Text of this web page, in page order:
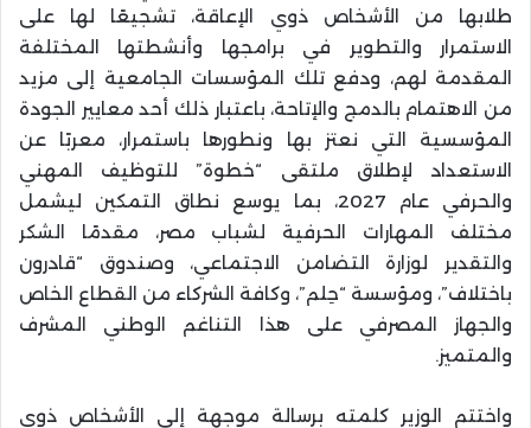
طلابها من الأشخاص ذوي الإعاقة، تشجيعًا لها على
الاستمرار والتطوير في برامجها وأنشطتها المختلفة
المقدمة لهم، ودفع تلك المؤسسات الجامعية إلى مزيد
من الاهتمام بالدمج والإتاحة، باعتبار ذلك أحد معايير الجودة
المؤسسية التي نعتز بها ونطورها باستمرار، معربًا عن
الاستعداد لإطلاق ملتقى “خطوة” للتوظيف المهني
والحرفي عام 2027، بما يوسع نطاق التمكين ليشمل
مختلف المهارات الحرفية لشباب مصر، مقدمًا الشكر
والتقدير لوزارة التضامن الاجتماعي، وصندوق “قادرون
باختلاف”، ومؤسسة “حِلم”، وكافة الشركاء من القطاع الخاص
والجهاز المصرفي على هذا التناغم الوطني المشرف
والمتميز.
واختتم الوزير كلمته برسالة موجهة إلى الأشخاص ذوي